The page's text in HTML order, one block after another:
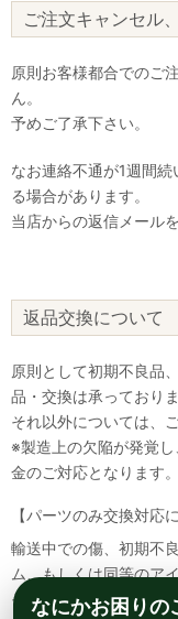
ご注文キャンセル
原則お客様都合でのご
ん。
予めご了承下さい。
なお連絡不通が1週間
る場合があります。
当店からの返信メール
返品交換について
原則として初期不良品
品・交換は承っておりま
それ以外については、
※製造上の欠陥が発覚
金のご対応となります。
【パーツのみ交換対応
輸送中での傷、初期不
ム、もしくは同等のア
その場合該当部品を着
なにかお困りの